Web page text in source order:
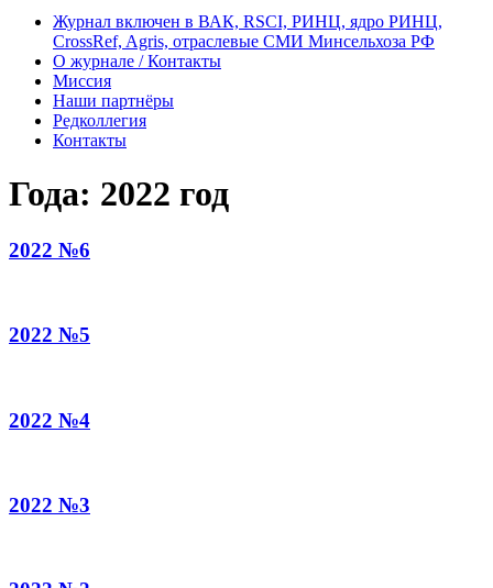
Журнал включен в ВАК, RSCI, РИНЦ, ядро РИНЦ,
CrossRef, Agris, отраслевые СМИ Минсельхоза РФ
О журнале / Контакты
Миссия
Наши партнёры
Редколлегия
Контакты
Года: 2022 год
2022 №6
2022 №5
2022 №4
2022 №3